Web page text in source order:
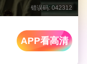
错误码: 042312
APP看高清